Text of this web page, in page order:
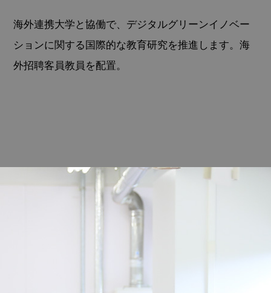
海外連携大学と協働で、デジタルグリーンイノベー
ションに関する国際的な教育研究を推進します。海
外招聘客員教員を配置。